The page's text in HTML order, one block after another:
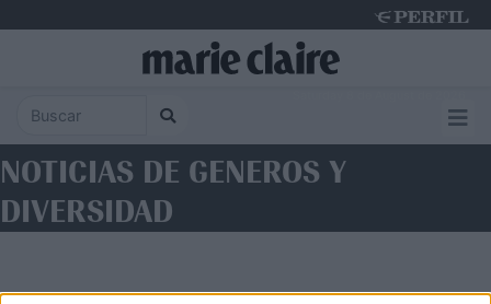
NOTICIAS DE GENEROS Y
DIVERSIDAD